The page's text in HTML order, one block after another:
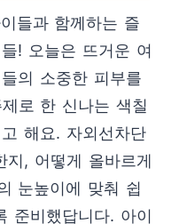
들과 함께하는 즐
! 오늘은 뜨거운 여
의 소중한 피부를
제로 한 신나는 색칠
해요. 자외선차단
, 어떻게 올바르게
눈높이에 맞춰 쉽
준비했답니다. 아이